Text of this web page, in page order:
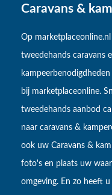
Caravans &
Op
tweedehands caravans
bij marketplaceonline.
tweedehands aanbod
naar caravans &
ook uw Caravans &
foto's en plaats uw
omgeving. En zo heeft